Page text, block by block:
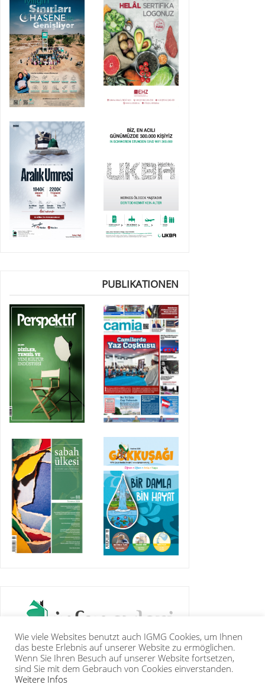
PUBLIKATIONEN
IGMG PRESSE
Wie viele Websites benutzt auch IGMG Cookies, um Ihnen
das beste Erlebnis auf unserer Website zu ermöglichen.
Wenn Sie Ihren Besuch auf unserer Website fortsetzen,
sind Sie mit dem Gebrauch von Cookies einverstanden.
Weitere Infos